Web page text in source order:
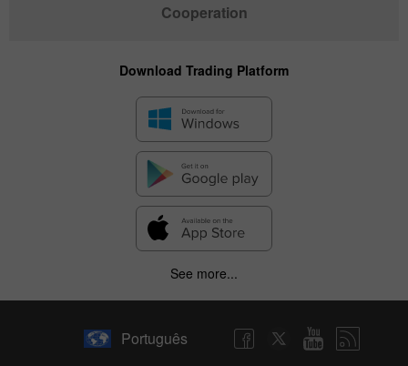
Cooperation
Download Trading Platform
See more...
Português